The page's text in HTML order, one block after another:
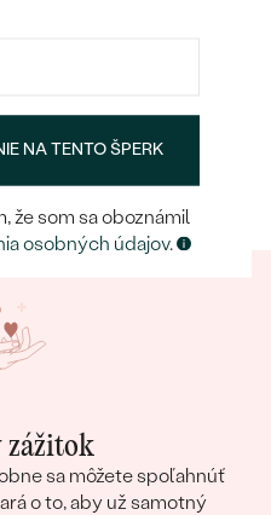
Eppi
zážitok
sa môžete spoľahnúť
o to, aby už samotný
NA TENTO ŠPERK
že som sa oboznámil
osobných údajov.